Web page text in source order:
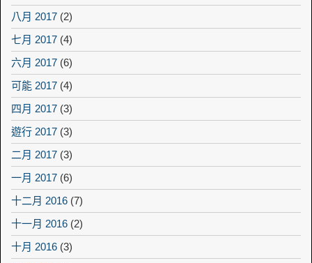
八月 2017 (2)
七月 2017 (4)
六月 2017 (6)
可能 2017 (4)
四月 2017 (3)
遊行 2017 (3)
二月 2017 (3)
一月 2017 (6)
十二月 2016 (7)
十一月 2016 (2)
十月 2016 (3)